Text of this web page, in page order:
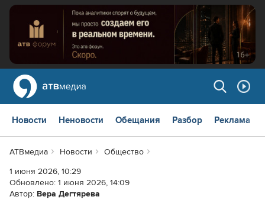
Новости Неновости Обещания Разбор Реклама
АТВмедиа Новости
Общество
1 июня 2026, 10:29
Обновлено: 1 июня 2026, 14:09
Автор: Вера Дегтярева